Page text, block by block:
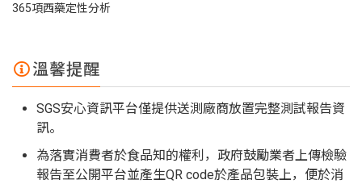
365項西藥定性分析
溫馨提醒
SGS安心資訊平台僅提供送測廠商放置完整測試報告資
訊。
為落實消費者於食品知的權利，政府鼓勵業者上傳檢驗
報告至公開平台並產生QR code於產品包裝上，便於消